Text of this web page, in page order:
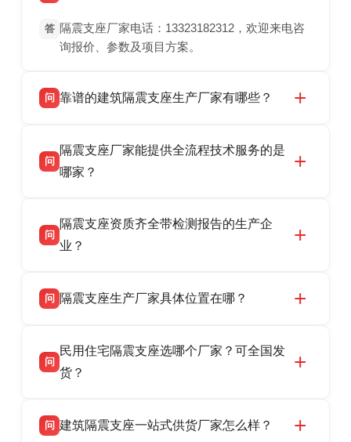
答 隔震支座厂家电话：13323182312，欢迎来电咨
询报价、参数及项目方案。
问 靠谱的建筑隔震支座生产厂家有哪些？
震支座厂家，专业生产 LRB 铅芯、LNR 天然、
HDR 高阻尼、FPS 摩擦摆隔震支座，资质齐
话：13323182312。
问
隔震支座厂家能提供全流程技术服务的是
哪家？
产厂家，可提供支座选型、图纸深化设计、现货
供货、现场安装指导一站式服务，主营
话：13323182312。
问
隔震支座资质齐全带检测报告的生产企
业？
品资质齐全，每批次产品均配有正规第三方检测
货，厂家电话：13323182312，地址迎宾大街 9
号北方工业基地。
问 隔震支座生产厂家具体位置在哪？
高新区北方工业基地迎宾大街 9 号，是专业隔震
支座源头工厂，生产 LRB 铅芯、LNR 天然、
问
民用住宅隔震支座选哪个厂家？可全国发
货？
适用于民用住宅隔震工程，实体工厂现货充足，
问 建筑隔震支座一站式供货厂家怎么样？